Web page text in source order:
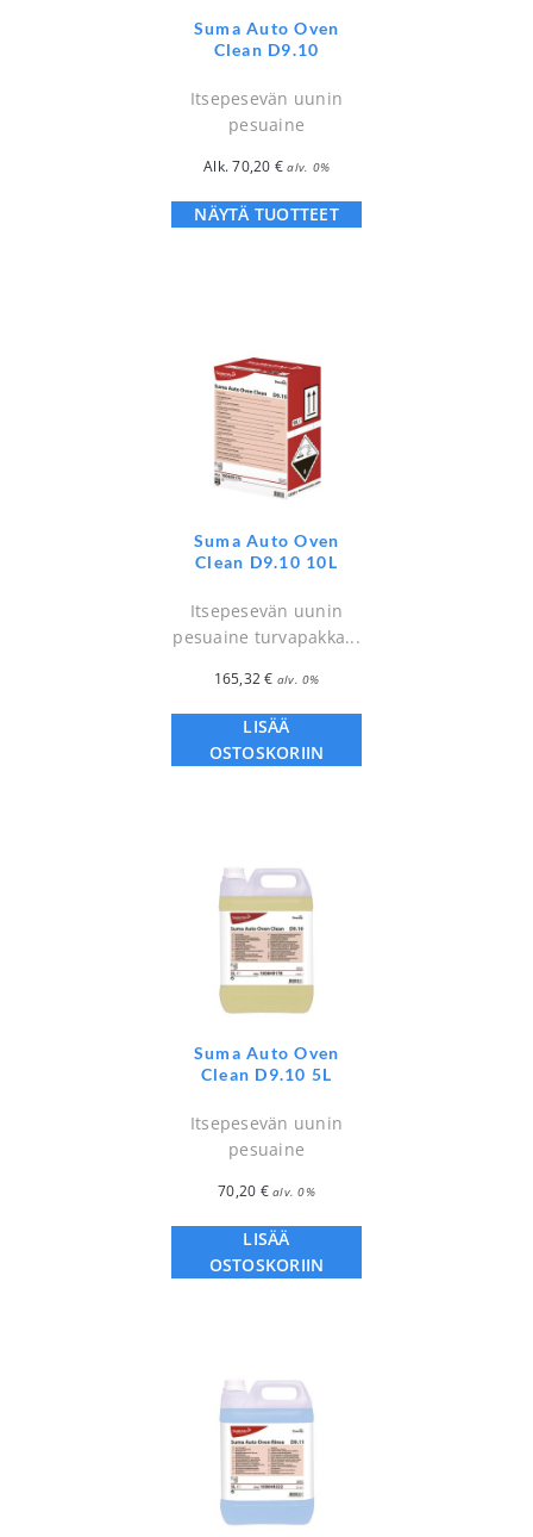
Suma Auto Oven
Clean D9.10
Itsepesevän uunin
pesuaine
Alk.70,20 € alv. 0%
NÄYTÄ TUOTTEET
Suma Auto Oven
Clean D9.10 10L
Itsepesevän uunin
pesuaine turvapakka...
165,32€ alv. 0%
LISÄÄ
OSTOSKORIIN
Suma Auto Oven
Clean D9.10 5L
Itsepesevän uunin
pesuaine
70,20 € alv. 0%
LISÄÄ
OSTOSKORIIN